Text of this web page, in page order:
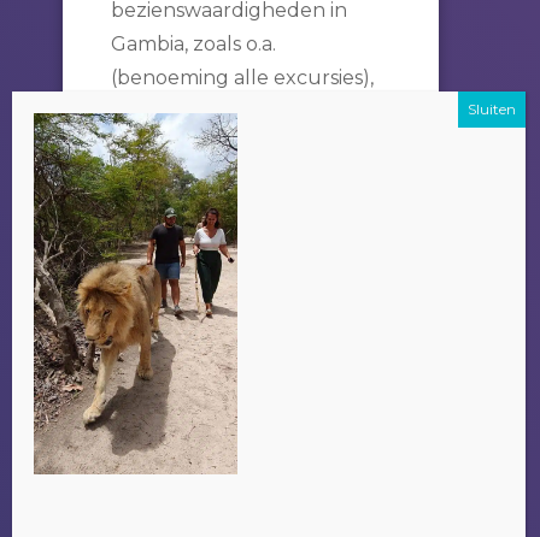
bezienswaardigheden in
Gambia, zoals o.a.
(benoeming alle excursies),
en dit ook over meerdere
dagen verspreiden indien
het wensenlijstje te lang
wordt.
Een bijkomend voordeel om
je excursie bij Alladin te
doen is dat het geld wat je
betaald ten goede komt aan
de plaatselijke bevolking
i.p.v. bij een grote
reisorganisatie.
Veel plezier!